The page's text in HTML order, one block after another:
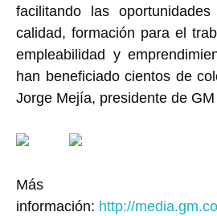
facilitando las
calidad, formación para el
empleabilidad y
han beneficiado cientos de
Jorge Mejía, presidente de
Más
información: http://